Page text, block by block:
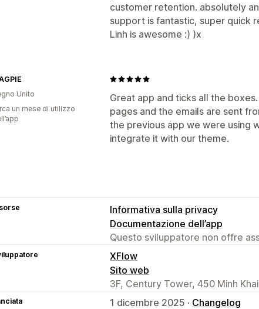
customer retention. absolutely
support is fantastic, super quick
Linh is awesome :) )x
Great app and ticks all the
pages and the emails are sent
the previous app we were using
integrate it with our theme.
Unito
un mese di utilizzo
Informativa sulla privacy
Documentazione dell’app
Questo sviluppatore non offre
XFlow
Sito web
3F, Century Tower, 450 Minh
1 dicembre 2025 · Changelog